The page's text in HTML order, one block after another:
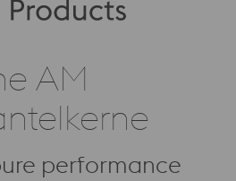
Products
AM
performance